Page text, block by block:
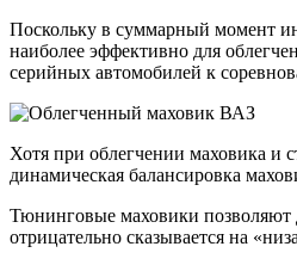
Поскольку в суммарный момент
наиболее эффективно для
серийных автомобилей к
Хотя при облегчении маховика и
динамическая балансировка
Тюнинговые маховики позволяют
отрицательно сказывается на